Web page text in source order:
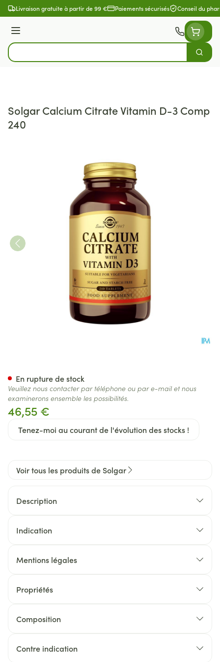
Aller au contenu
Livraison gratuite à partir de 99 € Paiements sécurisés Conseil du
Menu
Rechercher
Solgar Calcium Citrate Vitamin D-3 Comp
240
46,55 €
Tenez-moi au courant de l'évolution des stocks !
En rupture de stock
Veuillez nous contacter par téléphone ou par e-mail et nous
examinerons ensemble les possibilités.
Voir tous les produits de Solgar
Description
Indication
Mentions légales
Propriétés
Composition
Contre indication